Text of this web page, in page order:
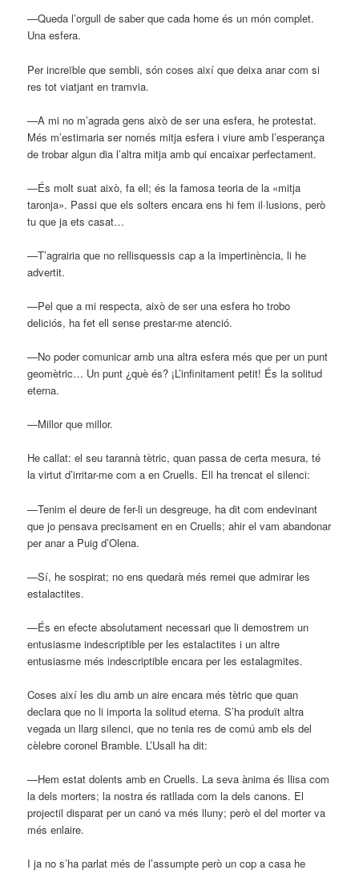
—Queda l’orgull de saber que cada home és un món complet.
Una esfera.
Per increïble que sembli, són coses així que deixa anar com si
res tot viatjant en tramvia.
—A mi no m’agrada gens això de ser una esfera, he protestat.
Més m’estimaria ser només mitja esfera i viure amb l’esperança
de trobar algun dia l’altra mitja amb qui encaixar perfectament.
—És molt suat això, fa ell; és la famosa teoria de la «mitja
taronja». Passi que els solters encara ens hi fem il·lusions, però
tu que ja ets casat…
—T’agrairia que no rellisquessis cap a la impertinència, li he
advertit.
—Pel que a mi respecta, això de ser una esfera ho trobo
deliciós, ha fet ell sense prestar-me atenció.
—No poder comunicar amb una altra esfera més que per un punt
geomètric… Un punt ¿què és? ¡L’infinitament petit! És la solitud
eterna.
—Millor que millor.
He callat: el seu tarannà tètric, quan passa de certa mesura, té
la virtut d’irritar-me com a en Cruells. Ell ha trencat el silenci:
—Tenim el deure de fer-li un desgreuge, ha dit com endevinant
que jo pensava precisament en en Cruells; ahir el vam abandonar
per anar a Puig d’Olena.
—Sí, he sospirat; no ens quedarà més remei que admirar les
estalactites.
—És en efecte absolutament necessari que li demostrem un
entusiasme indescriptible per les estalactites i un altre
entusiasme més indescriptible encara per les estalagmites.
Coses així les diu amb un aire encara més tètric que quan
declara que no li importa la solitud eterna. S’ha produït altra
vegada un llarg silenci, que no tenia res de comú amb els del
cèlebre coronel Bramble. L’Usall ha dit:
—Hem estat dolents amb en Cruells. La seva ànima és llisa com
la dels morters; la nostra és ratllada com la dels canons. El
projectil disparat per un canó va més lluny; però el del morter va
més enlaire.
I ja no s’ha parlat més de l’assumpte però un cop a casa he